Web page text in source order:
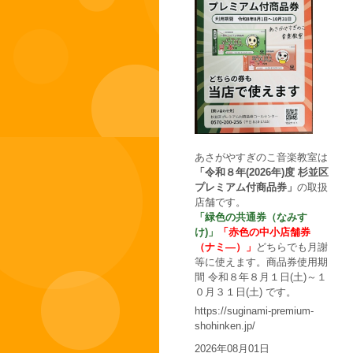
あさがやすぎのこ音楽教室は
「令和８年(2026年)度 杉並区
プレミアム付商品券」 の取扱
店舗です。
「緑色の共通券（なみす
け)」
「赤色の中小店舗券
（ナミ―）」 どちらでも月謝
等に使えます。商品券使用期
間 令和８年８月１日(土)～１
０月３１日(土) です。
https://suginami-premium-
shohinken.jp/
2026年08月01日